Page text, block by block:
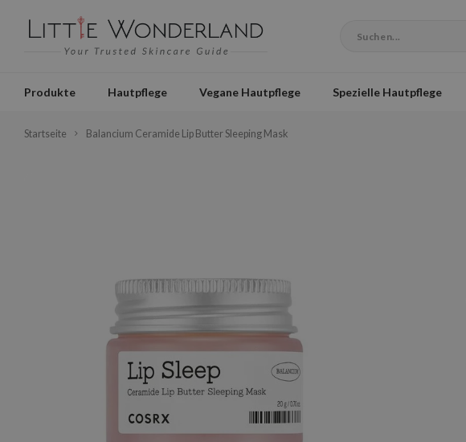
Produkte Hautpflege Vegane Hautpflege Spezielle Hautpflege
Startseite Balancium Ceramide Lip Butter Sleeping Mask